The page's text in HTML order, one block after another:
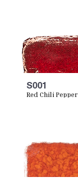
S001
Red Chili Pepper